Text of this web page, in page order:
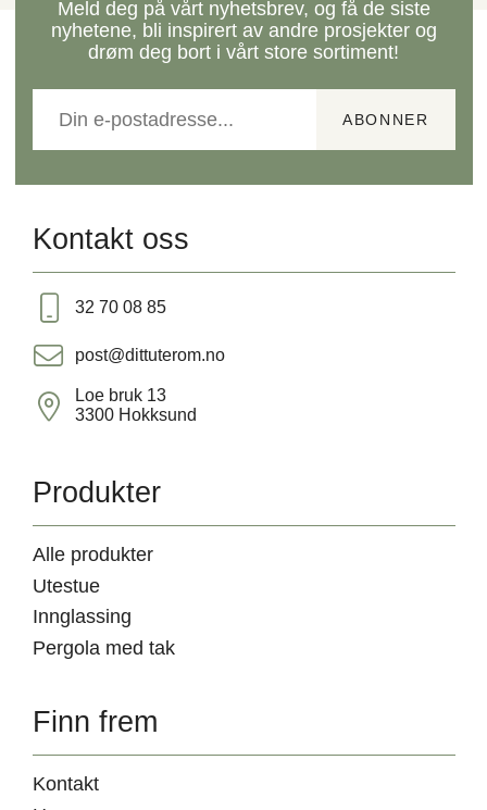
Meld deg på vårt nyhetsbrev, og få de siste
nyhetene, bli inspirert av andre prosjekter og
drøm deg bort i vårt store sortiment!
Kontakt oss
32 70 08 85
post@dittuterom.no
Loe bruk 13
3300 Hokksund
Produkter
Alle produkter
Utestue
Innglassing
Pergola med tak
Finn frem
Kontakt